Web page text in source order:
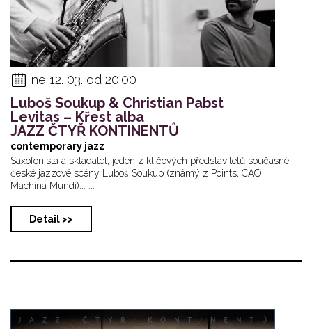
ne 12. 03. od 20:00
Luboš Soukup & Christian Pabst
Levitas – Křest alba
JAZZ ČTYŘ KONTINENTŮ
contemporary jazz
Saxofonista a skladatel, jeden z klíčových představitelů současné
české jazzové scény Luboš Soukup (známý z Points, CAO,
Machina Mundi)... ...
Detail >>